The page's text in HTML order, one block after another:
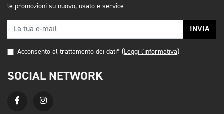
le promozioni su nuovo, usato e service.
INVIA
Acconsento al trattamento dei dati* (Leggi l'informativa)
SOCIAL NETWORK